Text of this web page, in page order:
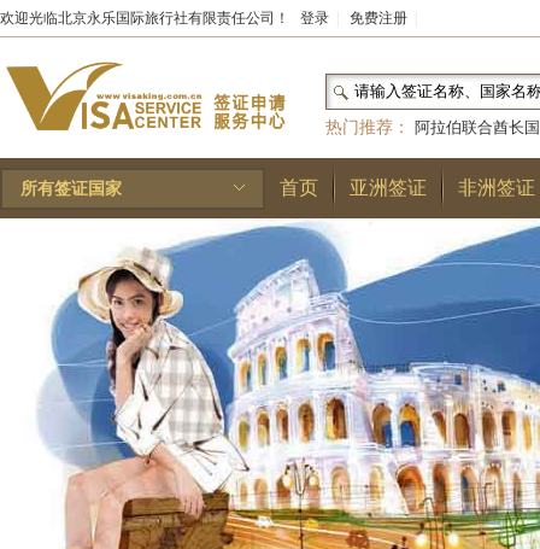
欢迎光临北京永乐国际旅行社有限责任公司！ 登录 免费注册
热门推荐：
阿拉伯联合酋长国
和国|布基纳法索|巴勒斯坦
林王国|安道尔公国|
所有签证国家 首页 亚洲签证 非洲签证